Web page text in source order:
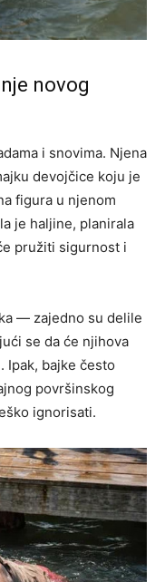
novog
i snovima. Njena
devojčice koju je
figura u njenom
je haljine, planirala
pružiti sigurnost i
— zajedno su delile
se da će njihova
Ipak, bajke često
površinskog
ignorisati.